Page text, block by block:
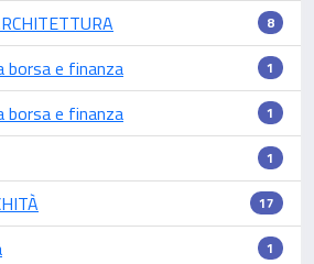
8
borsa e finanza 1
borsa e finanza 1
1
17
1